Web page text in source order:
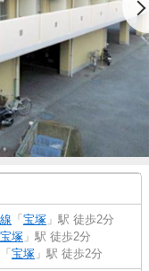
「 宝塚 」駅 徒歩2分
宝塚 」駅 徒歩2分
「 宝塚 」駅 徒歩2分